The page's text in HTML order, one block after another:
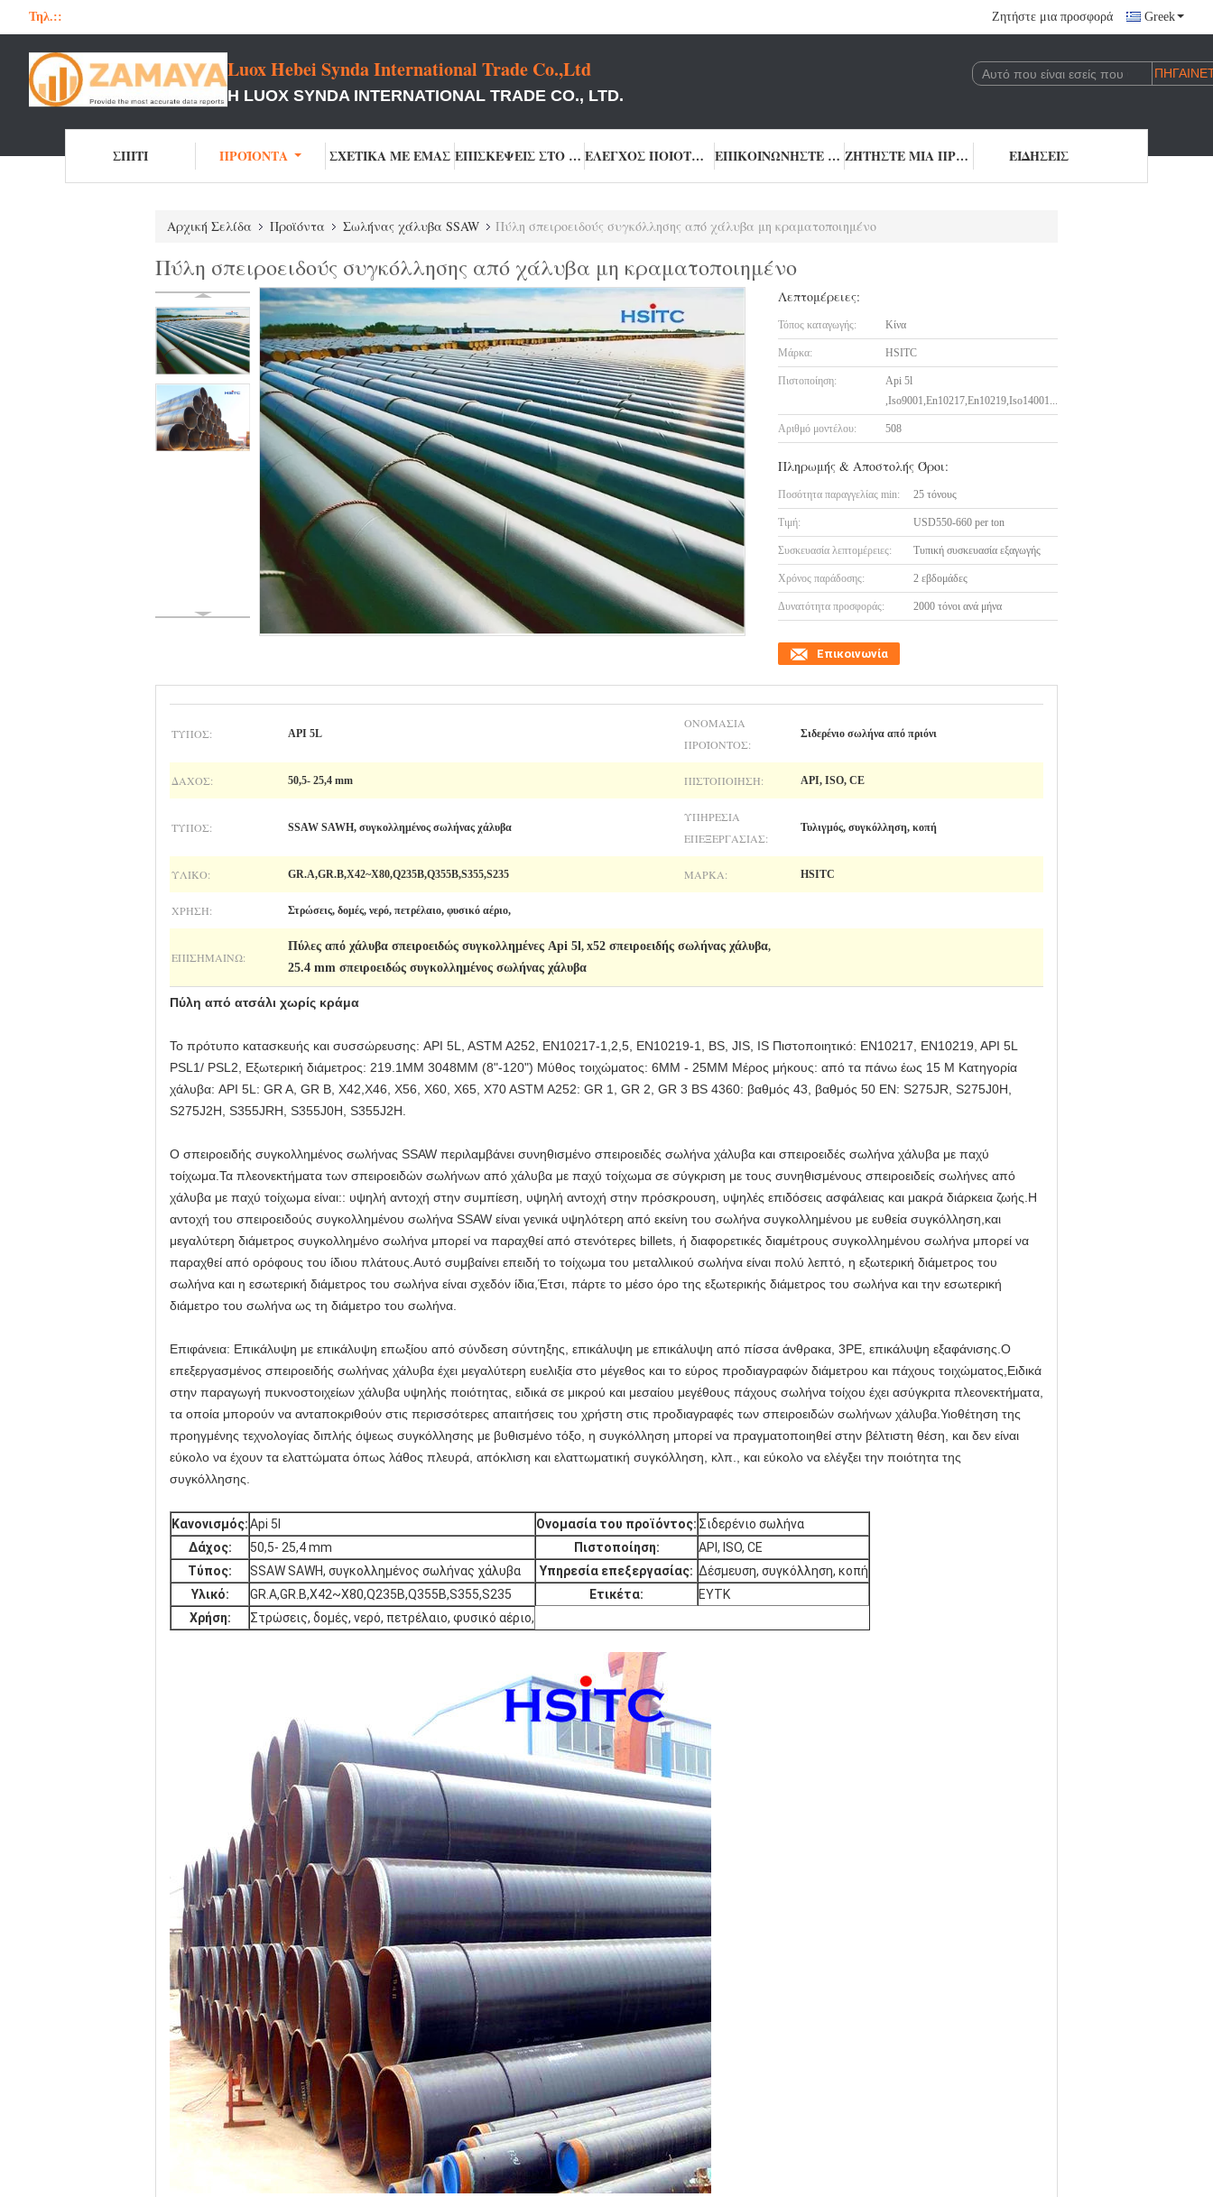
Τηλ.:: Ζητήστε μια προσφορά Greek
Luox Hebei Synda International Trade Co.,Ltd
Η LUOX SYNDA INTERNATIONAL TRADE CO., LTD.
ΣΠΊΤΙ ΠΡΟΪΌΝΤΑ ΣΧΕΤΙΚΆ ΜΕ ΕΜΆΣ ΕΠΙΣΚΈΨΕΙΣ ΣΤΟ ΕΡΓΟΣΤΆΣΙΟ ΈΛΕΓΧΟΣ ΠΟΙΌΤΗΤΑΣ ΕΠΙΚΟΙΝΩΝΉΣΤΕ ΜΑΖΊ ΜΑΣ ΖΗΤΉΣΤΕ ΜΙΑ ΠΡΟΣΦΟΡΆ ΕΙΔΉΣΕΙΣ
Αρχική Σελίδα Προϊόντα Σωλήνας χάλυβα SSAW Πύλη σπειροειδούς συγκόλλησης από χάλυβα μη κραματοποιημένο
Πύλη σπειροειδούς συγκόλλησης από χάλυβα μη κραματοποιημένο
Λεπτομέρειες:
Τόπος καταγωγής: Κίνα
Μάρκα: HSITC
Πιστοποίηση:
Api 5l
,Iso9001,En10217,En10219,Iso14001...
Αριθμό μοντέλου: 508
Πληρωμής & Αποστολής Όροι:
Ποσότητα παραγγελίας min: 25 τόνους
Τιμή: USD550-660 per ton
Συσκευασία λεπτομέρειες: Τυπική συσκευασία εξαγωγής
Χρόνος παράδοσης: 2 εβδομάδες
Δυνατότητα προσφοράς: 2000 τόνοι ανά μήνα
Επικοινωνία
ΤΎΠΟΣ: API 5L
ΟΝΟΜΑΣΊΑ
ΠΡΟΪΌΝΤΟΣ:
Σιδερένιο σωλήνα από πριόνι
ΔΆΧΟΣ: 50,5- 25,4 mm ΠΙΣΤΟΠΟΊΗΣΗ: API, ISO, CE
ΤΎΠΟΣ: SSAW SAWH, συγκολλημένος σωλήνας χάλυβα
ΥΠΗΡΕΣΊΑ
ΕΠΕΞΕΡΓΑΣΊΑΣ:
Τυλιγμός, συγκόλληση, κοπή
ΥΛΙΚΌ: GR.A,GR.B,X42~X80,Q235B,Q355B,S355,S235 ΜΆΡΚΑ: HSITC
ΧΡΉΣΗ: Στρώσεις, δομές, νερό, πετρέλαιο, φυσικό αέριο,
ΕΠΙΣΗΜΑΊΝΩ:
Πύλες από χάλυβα σπειροειδώς συγκολλημένες Api 5l, x52 σπειροειδής σωλήνας χάλυβα,
25.4 mm σπειροειδώς συγκολλημένος σωλήνας χάλυβα
Πύλη από ατσάλι χωρίς κράμα
Το πρότυπο κατασκευής και συσσώρευσης: API 5L, ASTM A252, EN10217-1,2,5, EN10219-1, BS, JIS, IS Πιστοποιητικό: EN10217, EN10219, API 5L
PSL1/ PSL2, Εξωτερική διάμετρος: 219.1MM 3048MM (8"-120") Μύθος τοιχώματος: 6MM - 25MM Μέρος μήκους: από τα πάνω έως 15 M Κατηγορία
χάλυβα: API 5L: GR A, GR B, X42,X46, X56, X60, X65, X70 ASTM A252: GR 1, GR 2, GR 3 BS 4360: βαθμός 43, βαθμός 50 EN: S275JR, S275J0H,
S275J2H, S355JRH, S355J0H, S355J2H.
Ο σπειροειδής συγκολλημένος σωλήνας SSAW περιλαμβάνει συνηθισμένο σπειροειδές σωλήνα χάλυβα και σπειροειδές σωλήνα χάλυβα με παχύ
τοίχωμα.Τα πλεονεκτήματα των σπειροειδών σωλήνων από χάλυβα με παχύ τοίχωμα σε σύγκριση με τους συνηθισμένους σπειροειδείς σωλήνες από
χάλυβα με παχύ τοίχωμα είναι:: υψηλή αντοχή στην συμπίεση, υψηλή αντοχή στην πρόσκρουση, υψηλές επιδόσεις ασφάλειας και μακρά διάρκεια ζωής.Η
αντοχή του σπειροειδούς συγκολλημένου σωλήνα SSAW είναι γενικά υψηλότερη από εκείνη του σωλήνα συγκολλημένου με ευθεία συγκόλληση,και
μεγαλύτερη διάμετρος συγκολλημένο σωλήνα μπορεί να παραχθεί από στενότερες billets, ή διαφορετικές διαμέτρους συγκολλημένου σωλήνα μπορεί να
παραχθεί από ορόφους του ίδιου πλάτους.Αυτό συμβαίνει επειδή το τοίχωμα του μεταλλικού σωλήνα είναι πολύ λεπτό, η εξωτερική διάμετρος του
σωλήνα και η εσωτερική διάμετρος του σωλήνα είναι σχεδόν ίδια,Έτσι, πάρτε το μέσο όρο της εξωτερικής διάμετρος του σωλήνα και την εσωτερική
διάμετρο του σωλήνα ως τη διάμετρο του σωλήνα.
Επιφάνεια: Επικάλυψη με επικάλυψη επωξίου από σύνδεση σύντηξης, επικάλυψη με επικάλυψη από πίσσα άνθρακα, 3PE, επικάλυψη εξαφάνισης.Ο
επεξεργασμένος σπειροειδής σωλήνας χάλυβα έχει μεγαλύτερη ευελιξία στο μέγεθος και το εύρος προδιαγραφών διάμετρου και πάχους τοιχώματος,Ειδικά
στην παραγωγή πυκνοστοιχείων χάλυβα υψηλής ποιότητας, ειδικά σε μικρού και μεσαίου μεγέθους πάχους σωλήνα τοίχου έχει ασύγκριτα πλεονεκτήματα,
τα οποία μπορούν να ανταποκριθούν στις περισσότερες απαιτήσεις του χρήστη στις προδιαγραφές των σπειροειδών σωλήνων χάλυβα.Υιοθέτηση της
προηγμένης τεχνολογίας διπλής όψεως συγκόλλησης με βυθισμένο τόξο, η συγκόλληση μπορεί να πραγματοποιηθεί στην βέλτιστη θέση, και δεν είναι
εύκολο να έχουν τα ελαττώματα όπως λάθος πλευρά, απόκλιση και ελαττωματική συγκόλληση, κλπ., και εύκολο να ελέγξει την ποιότητα της
συγκόλλησης.
Κανονισμός:Αpi 5l Ονομασία του προϊόντος: Σιδερένιο σωλήνα
Δάχος:
50,5- 25,4 mm Πιστοποίηση:
API, ISO, CE
Τύπος:
SSAW SAWH, συγκολλημένος σωλήνας χάλυβα Υπηρεσία επεξεργασίας: Δέσμευση, συγκόλληση, κοπή
Υλικό:
GR.A,GR.B,X42~X80,Q235B,Q355B,S355,S235 Ετικέτα:
ΕΥΤΚ
Χρήση:
Στρώσεις, δομές, νερό, πετρέλαιο, φυσικό αέριο,